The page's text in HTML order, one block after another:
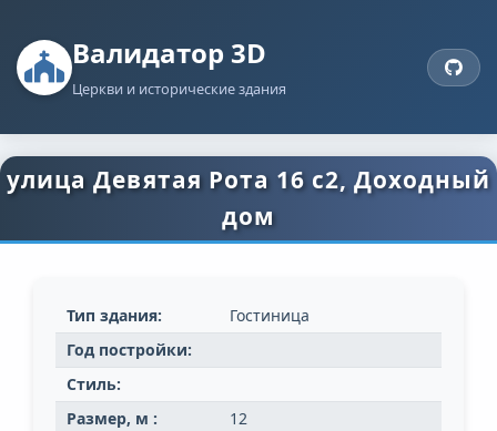
Валидатор 3D
Церкви и исторические здания
улица Девятая Рота 16 c2, Доходный
дом
Тип здания:
Гостиница
Год постройки:
Стиль:
Размер, м :
12